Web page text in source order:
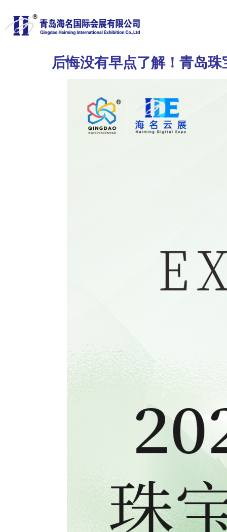
后悔没有早点了解！青岛